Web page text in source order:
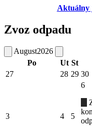
Aktuálny
Zvoz odpadu
August2026
Po
Ut St
27
28 29 30
3 4 5
6